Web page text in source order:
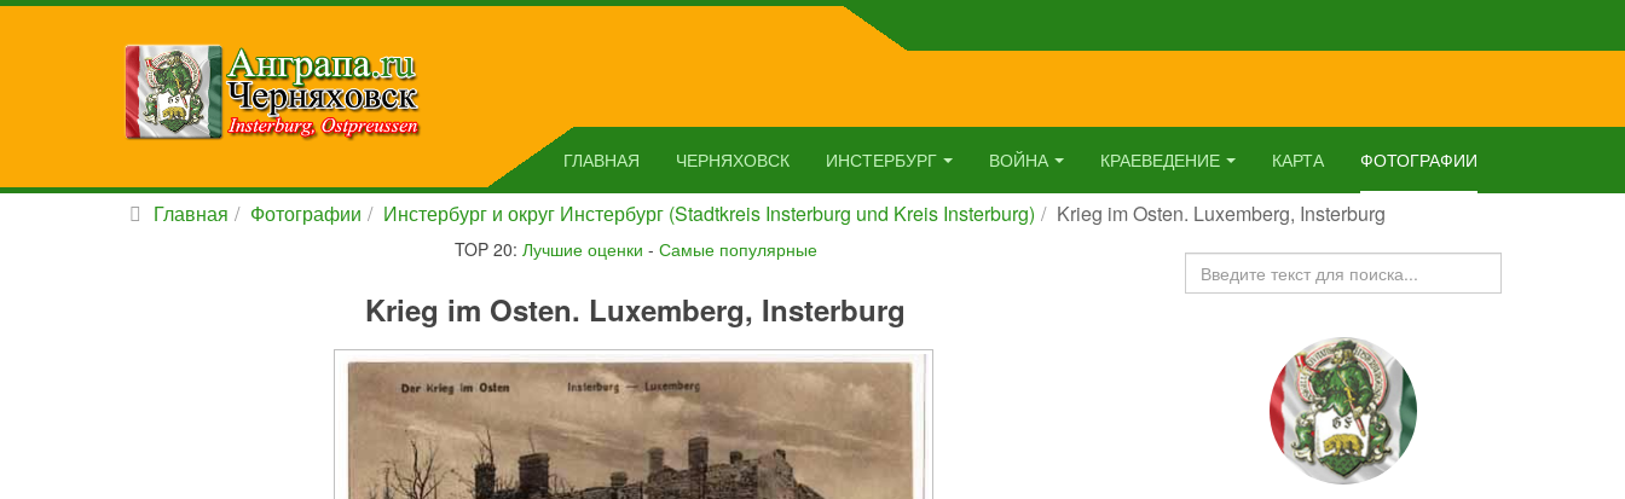
ГЛАВНАЯ ЧЕРНЯХОВСК ИНСТЕРБУРГ ВОЙНА КРАЕВЕДЕНИЕ КАРТА ФОТОГРАФИИ
Главная Фотографии Инстербург и округ Инстербург (Stadtkreis Insterburg und Kreis Insterburg) Krieg im Osten. Luxemberg, Insterburg
TOP 20: Лучшие оценки - Самые популярные
Krieg im Osten. Luxemberg, Insterburg
Искать...